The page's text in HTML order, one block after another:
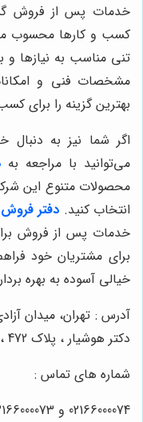
خدمات پس از فروش
تنی مناسب به نیازها و
مشخصات فنی و
بهترین گزینه را برای
می‌توانید با مراجعه به
محصولات متنوع این
انتخاب کنید. دفتر
خدمات پس از فروش
برای مشتریان خود
خیالی آسوده به بهره
آدرس : تهران، میدان
دکتر هوشیار ، پلاک 472 ، طبقه دوم ، واحد 6
شماره های تماس :
02166000074 و 02166000073